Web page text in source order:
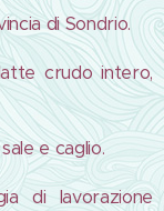
di Sondrio.
crudo intero,
e caglio.
di lavorazione